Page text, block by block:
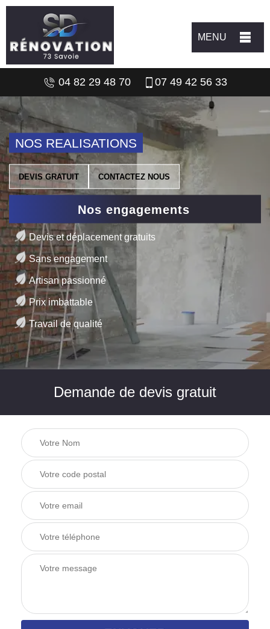
MENU
04 82 29 48 70 07 49 42 56 33
NOS REALISATIONS
DEVIS GRATUIT CONTACTEZ NOUS
Nos engagements
Devis et déplacement gratuits
Sans engagement
Artisan passionné
Prix imbattable
Travail de qualité
Demande de devis gratuit